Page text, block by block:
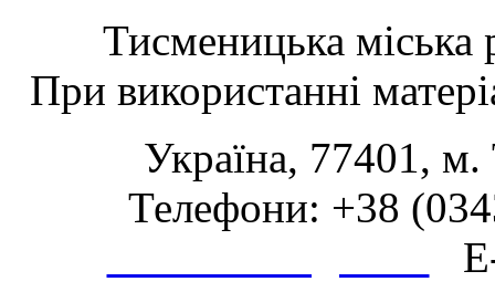
Тисменицька міська
При використанні
Україна, 77401,
Телефони: +38